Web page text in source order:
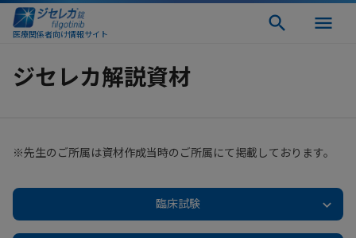
医療関係者向け情報サイト
ジセレカ解説資材
※先生のご所属は資材作成当時のご所属にて掲載しております。
臨床試験